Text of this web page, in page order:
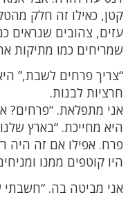
קטן, כאילו זה חלק
עזים, צהובים שנראים
שמריחים כמו מתיקות
“צריך פרחים לשבת,”
חרציות לבנות.
אני מתפלאת. “פרחים?
היא מחייכת. “בארץ
פרח. אפילו אם זה היה
היו קוטפים ממנו
אני מביטה בה.